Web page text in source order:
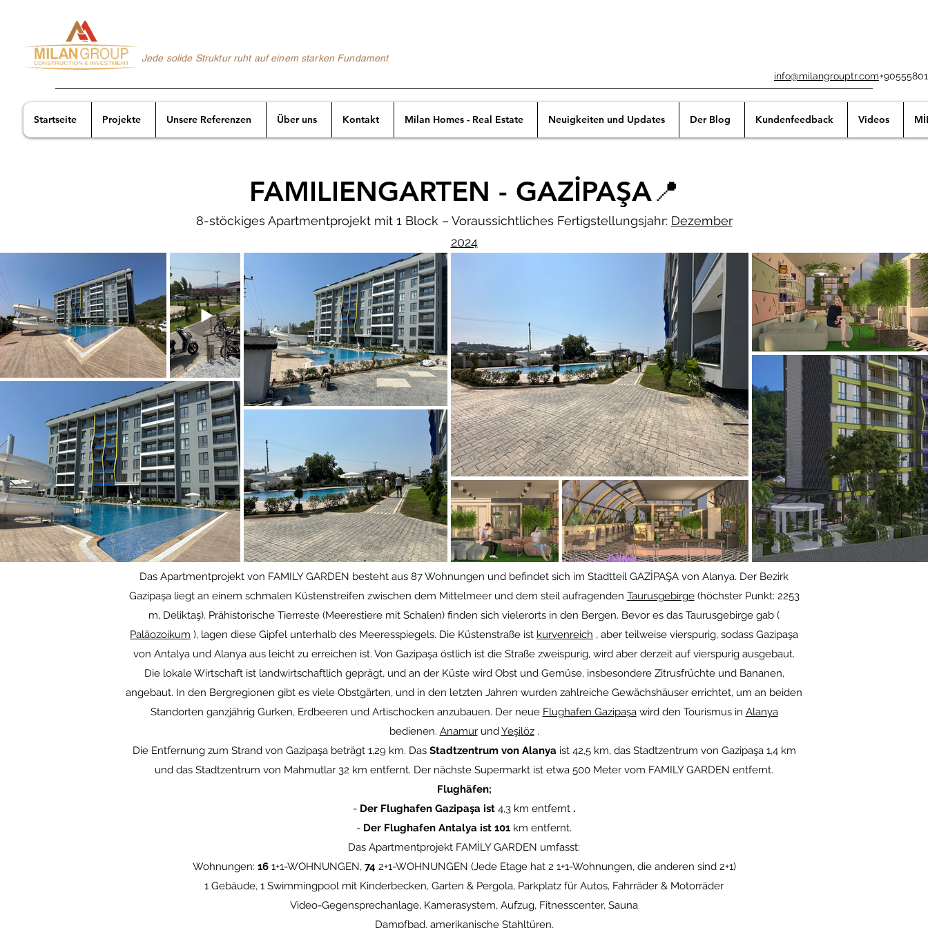
Jede solide Struktur ruht auf einem starken Fundament
info@milangrouptr.com
Startseite Projekte Unsere Referenzen Über uns Kontakt Milan Homes - Real Estate Neuigkeiten und Updates Der Blog Kundenfeedback Videos
FAMILIENGARTEN - GAZİPAŞA📍
8-stöckiges Apartmentprojekt mit 1 Block – Voraussichtliches Fertigstellungsjahr: Dezember
2024
Das Apartmentprojekt von FAMILY GARDEN besteht aus 87 Wohnungen und befindet sich im Stadtteil GAZİPAŞA von Alanya. Der Bezirk
Gazipaşa liegt an einem schmalen Küstenstreifen zwischen dem Mittelmeer und dem steil aufragenden Taurusgebirge(höchster Punkt: 2253
m, Deliktaş). Prähistorische Tierreste (Meerestiere mit Schalen) finden sich vielerorts in den Bergen. Bevor es das Taurusgebirge gab (
Paläozoikum ), lagen diese Gipfel unterhalb des Meeresspiegels. Die Küstenstraße ist kurvenreich , aber teilweise vierspurig, sodass Gazipaşa
von Antalya und Alanya aus leicht zu erreichen ist. Von Gazipaşa östlich ist die Straße zweispurig, wird aber derzeit auf vierspurig ausgebaut.
Die lokale Wirtschaft ist landwirtschaftlich geprägt, und an der Küste wird Obst und Gemüse, insbesondere Zitrusfrüchte und Bananen,
angebaut. In den Bergregionen gibt es viele Obstgärten, und in den letzten Jahren wurden zahlreiche Gewächshäuser errichtet, um an beiden
Standorten ganzjährig Gurken, Erdbeeren und Artischocken anzubauen. Der neue Flughafen Gazipaşawird den Tourismus in Alanya
bedienen. AnamurundYeşilöz.
Die Entfernung zum Strand von Gazipaşa beträgt 1,29 km. Das Stadtzentrum von Alanyaist 42,5 km, das Stadtzentrum von Gazipaşa 1,4 km
und das Stadtzentrum von Mahmutlar 32 km entfernt. Der nächste Supermarkt ist etwa 500 Meter vom FAMILY GARDEN entfernt.
Flughäfen;
- Der Flughafen Gazipaşa ist 4,3 km entfernt .
- Der Flughafen Antalya ist 101 km entfernt.
Das Apartmentprojekt FAMİLY GARDEN umfasst:
Wohnungen: 161+1-WOHNUNGEN, 74 2+1-WOHNUNGEN (Jede Etage hat 2 1+1-Wohnungen, die anderen sind 2+1)
1 Gebäude, 1 Swimmingpool mit Kinderbecken, Garten & Pergola, Parkplatz für Autos, Fahrräder & Motorräder
Video-Gegensprechanlage, Kamerasystem, Aufzug, Fitnesscenter, Sauna
Dampfbad, amerikanische Stahltüren,